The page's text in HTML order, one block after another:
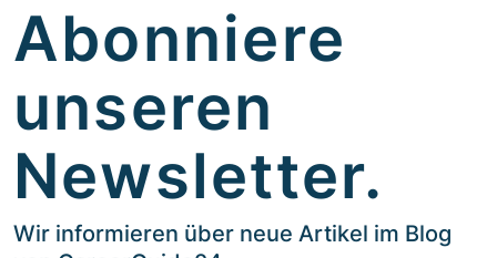
Abonniere
unseren
Newsletter.
Wir informieren über neue Artikel im Blog